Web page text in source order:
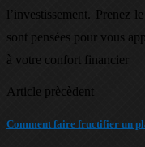
l’investissement. Prenez
sont pensées pour vous
à votre confort financier
Article prècèdent
Comment faire fructifier un